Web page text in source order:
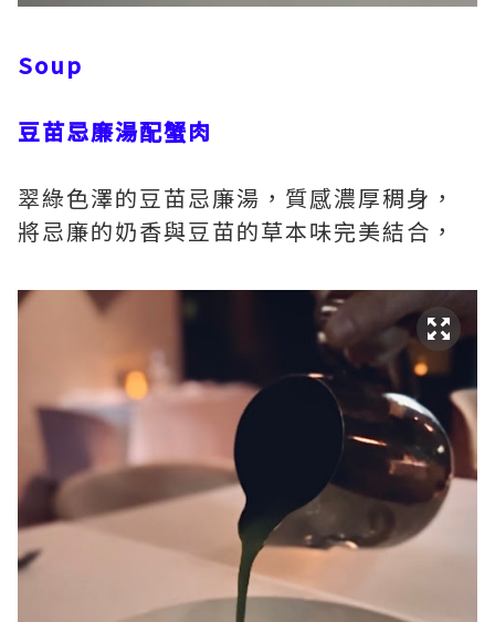
Soup
豆苗忌廉湯配蟹肉
翠綠色澤的豆苗忌廉湯，質感濃厚稠身，
將忌廉的奶香與豆苗的草本味完美結合，